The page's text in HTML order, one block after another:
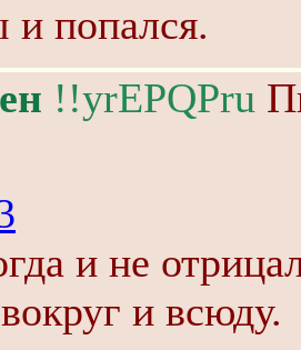
и попался.
!!yrEPQPru
и не
и всюду.